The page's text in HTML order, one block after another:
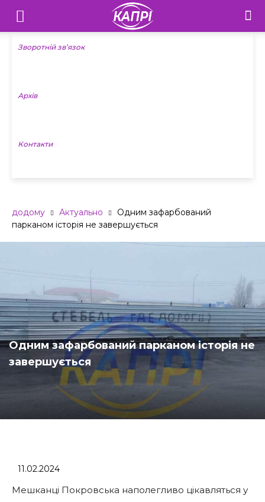
Телебачення
«Капрі»
Новини
Зворотній зв’язок
Архів
Контакти
додому Актуально
Одним зафарбований
парканом історія не завершується
Одним зафарбований парканом історія не
завершується
11.02.2024
Мешканці Покровська наполегливо цікавляться у